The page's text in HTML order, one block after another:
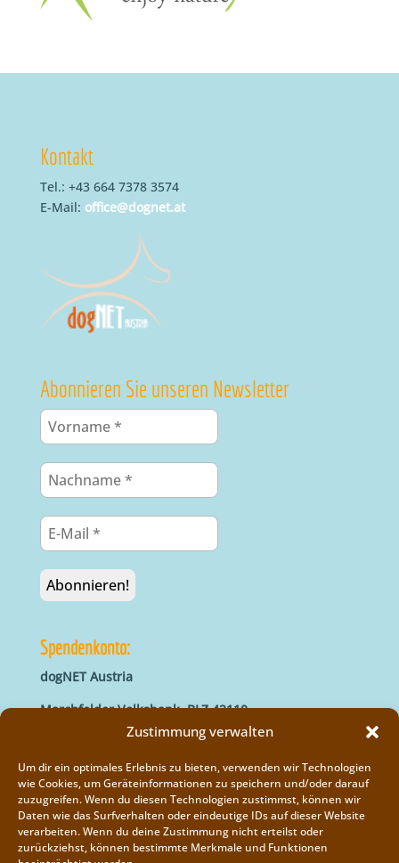
Zustimmung verwalten
Um dir ein optimales Erlebnis zu bieten, verwenden wir Technologien
wie Cookies, um Geräteinformationen zu speichern und/oder darauf
zuzugreifen. Wenn du diesen Technologien zustimmst, können wir
Daten wie das Surfverhalten oder eindeutige IDs auf dieser Website
verarbeiten. Wenn du deine Zustimmung nicht erteilst oder
zurückziehst, können bestimmte Merkmale und Funktionen
Kontakt
Tel.: +43 664 7378 3574
E-Mail: office@dognet.at
Abonnieren Sie unseren Newsletter
Spendenkonto:
dogNET Austria
Marchfelder Volksbank, BLZ 42110
IBAN: AT66 4211 0421 5000 0000